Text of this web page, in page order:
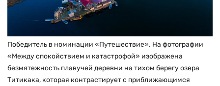
Победитель в номинации «Путешествие». На фотографии
«Между спокойствием и катастрофой» изображена
безмятежность плавучей деревни на тихом берегу озера
Титикака, которая контрастирует с приближающимся